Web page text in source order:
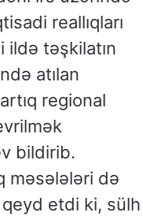
reallıqları
ildə təşkilatın
atılan
regional
bildirib.
məsələləri də
etdi ki, sülh